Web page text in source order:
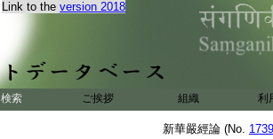
Link to the version 2018
検索 ご挨拶 組織 利
新華嚴經論 (No.